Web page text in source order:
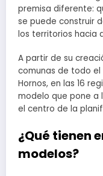
premisa diferente:
se puede construir
los territorios hacia
A partir de su
comunas de todo
Hornos, en las 16
modelo que pone a
el centro de la
¿Qué tienen
modelos?